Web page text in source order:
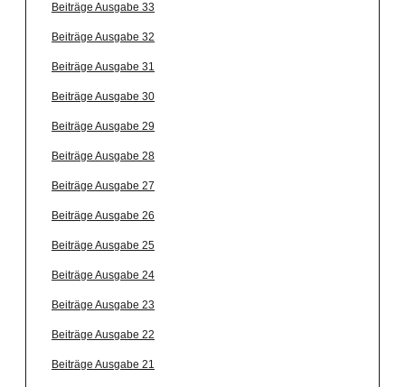
Beiträge Ausgabe 33
Beiträge Ausgabe 32
Beiträge Ausgabe 31
Beiträge Ausgabe 30
Beiträge Ausgabe 29
Beiträge Ausgabe 28
Beiträge Ausgabe 27
Beiträge Ausgabe 26
Beiträge Ausgabe 25
Beiträge Ausgabe 24
Beiträge Ausgabe 23
Beiträge Ausgabe 22
Beiträge Ausgabe 21